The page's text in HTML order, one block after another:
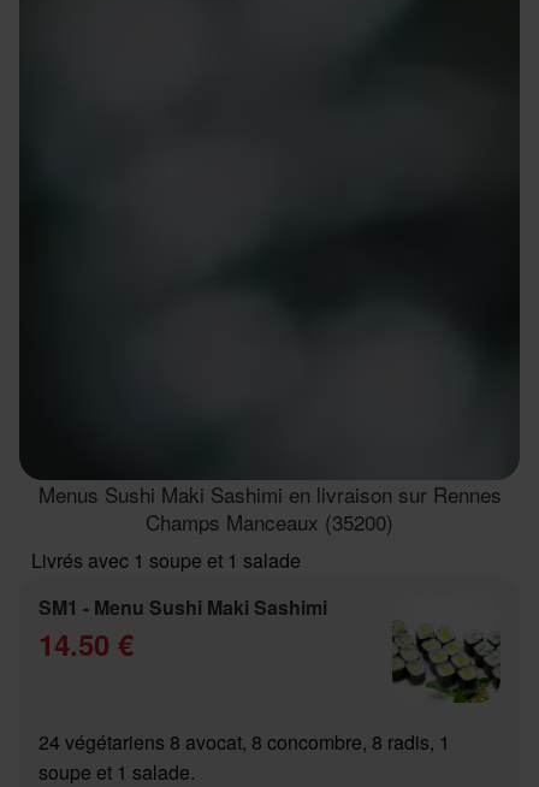
Menus Sushi Maki Sashimi en livraison sur Rennes
Champs Manceaux (35200)
Livrés avec 1 soupe et 1 salade
SM1 - Menu Sushi Maki Sashimi
14.50 €
24 végétariens 8 avocat, 8 concombre, 8 radis, 1
soupe et 1 salade.